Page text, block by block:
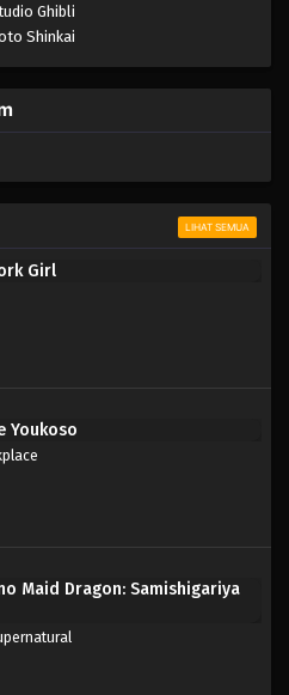
Ghibli
Shinkai
LIHAT SEMUA
Girl
Youkoso
Maid Dragon: Samishigariya